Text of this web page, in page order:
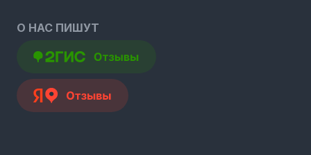
О НАС ПИШУТ